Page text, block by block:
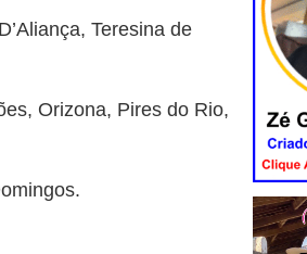
Teresina de
Orizona, Pires do Rio,